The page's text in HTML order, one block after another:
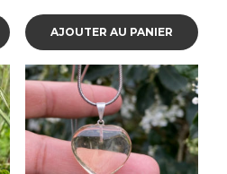
AJOUTER AU PANIER